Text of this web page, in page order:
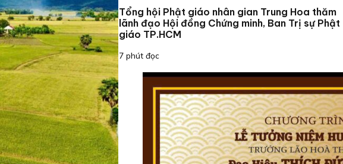
Tổng hội Phật giáo nhân gian Trung Hoa thăm
lãnh đạo Hội đồng Chứng minh, Ban Trị sự Phật
giáo TP.HCM
7 phút đọc